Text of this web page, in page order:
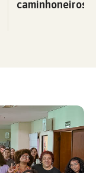
caminhoneiros